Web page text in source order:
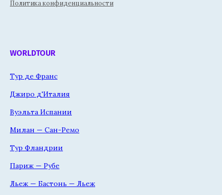
Политика конфиденциальности
WORLDTOUR
Тур де Франс
Джиро д'Италия
Вуэльта Испании
Милан — Сан-Ремо
Тур Фландрии
Париж — Рубе
Льеж — Бастонь — Льеж